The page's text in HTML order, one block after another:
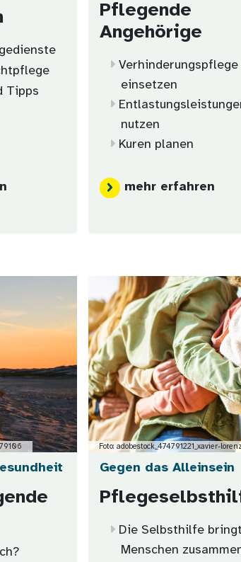
Tipps
Pflegende
Angehörige
Verhinderungspflege
einsetzen
nutzen
Kuren planen
mehr erfahren
Foto: adobestock_474791221_xavier-
Gegen das Alleinsein
Die Selbsthilfe bringt
Menschen